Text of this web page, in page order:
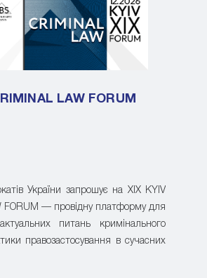
LAW FORUM
України запрошує на XIX KYIV
FORUM — провідну платформу для
питань кримінального
правозастосування в сучасних